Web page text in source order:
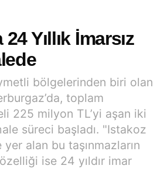
Yıllık İmarsız
bölgelerinden biri olan
toplam
225 milyon TL’yi aşan iki
süreci başladı. "Istakoz
yer alan bu taşınmazların
ise 24 yıldır imar